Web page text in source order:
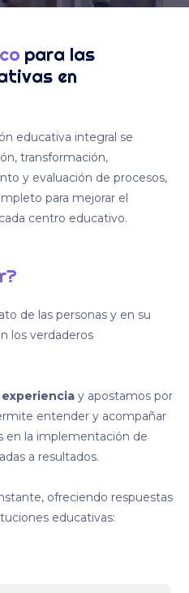
para las
en
educativa integral se
transformación,
y evaluación de procesos,
para mejorar el
centro educativo.
de las personas y en su
los verdaderos
experiencia y apostamos por
entender y acompañar
en la implementación de
a resultados.
ofreciendo respuestas
educativas: